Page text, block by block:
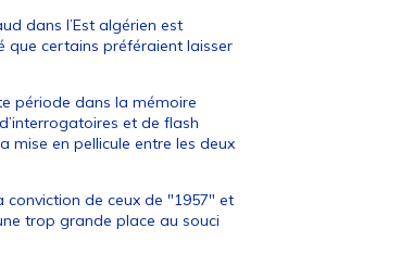
dans l’Est algérien est
que certains préféraient laisser
période dans la mémoire
et de flash
mise en pellicule entre les deux
conviction de ceux de "1957" et
trop grande place au souci